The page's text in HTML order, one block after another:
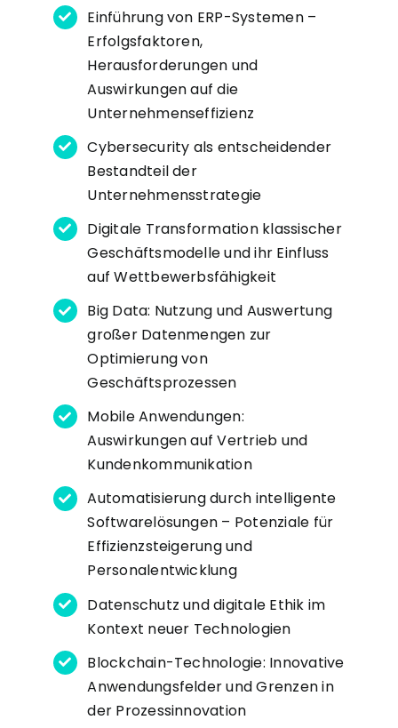
Einführung von ERP-Systemen –
Erfolgsfaktoren,
Herausforderungen und
Auswirkungen auf die
Unternehmenseffizienz
Cybersecurity als entscheidender
Bestandteil der
Unternehmensstrategie
Digitale Transformation klassischer
Geschäftsmodelle und ihr Einfluss
auf Wettbewerbsfähigkeit
Big Data: Nutzung und Auswertung
großer Datenmengen zur
Optimierung von
Geschäftsprozessen
Mobile Anwendungen:
Auswirkungen auf Vertrieb und
Kundenkommunikation
Automatisierung durch intelligente
Softwarelösungen – Potenziale für
Effizienzsteigerung und
Personalentwicklung
Datenschutz und digitale Ethik im
Kontext neuer Technologien
Blockchain-Technologie: Innovative
Anwendungsfelder und Grenzen in
der Prozessinnovation